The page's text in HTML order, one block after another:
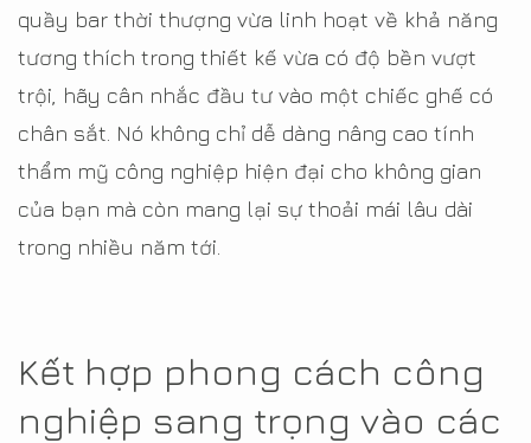
quầy bar thời thượng vừa linh hoạt về khả năng
tương thích trong thiết kế vừa có độ bền vượt
trội, hãy cân nhắc đầu tư vào một chiếc ghế có
chân sắt. Nó không chỉ dễ dàng nâng cao tính
thẩm mỹ công nghiệp hiện đại cho không gian
của bạn mà còn mang lại sự thoải mái lâu dài
trong nhiều năm tới.
Kết hợp phong cách công
nghiệp sang trọng vào các